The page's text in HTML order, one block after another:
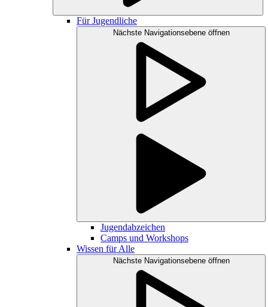
Für Jugendliche
Nächste Navigationsebene öffnen
Jugendabzeichen
Camps und Workshops
Wissen für Alle
Nächste Navigationsebene öffnen